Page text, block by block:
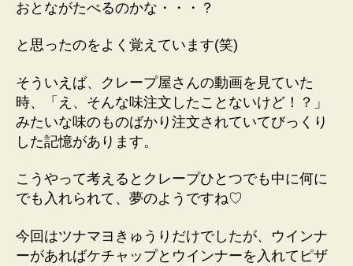
おとながたべるのかな・・・？
と思ったのをよく覚えています(笑)
そういえば、クレープ屋さんの動画を見ていた
時、
「え、そんな味注文したことないけど！？」
みたいな味のものばかり注文されていてびっくり
した記憶があります。
こうやって考えるとクレープひとつでも中に何に
でも入れられて、夢のようですね♡
今回はツナマヨきゅうりだけでしたが、ウインナ
ーがあればケチャップとウインナーを入れてピザ